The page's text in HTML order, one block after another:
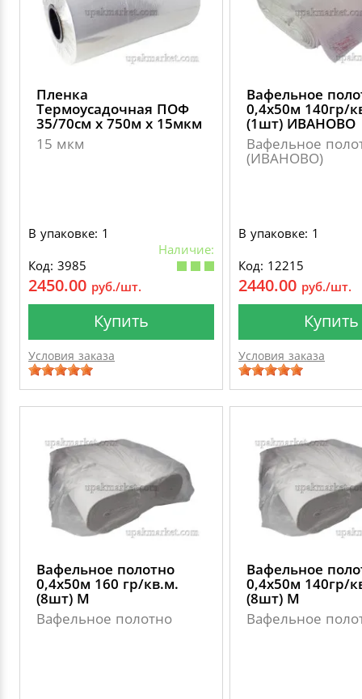
Пленка
Термоусадочная ПОФ
35/70см х 750м х 15мкм
15 мкм
В упаковке: 1
Наличие:
Код: 3985
2450.00 руб./шт.
Купить
Условия заказа
Вафельное
0,4х50м 140гр/
(1шт) ИВАНОВО
Вафельное
(ИВАНОВО)
В упаковке: 1
Код: 12215
2440.00 руб./шт.
Купить
Условия заказа
Вафельное полотно
0,4х50м 160 гр/кв.м.
(8шт) М
Вафельное полотно
Вафельное
0,4х50м 140гр/
(8шт) М
Вафельное